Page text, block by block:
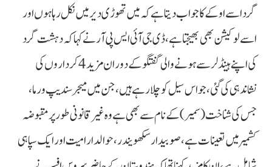
گرد اسے اوکے کا جواب دیتا ہے کہ میں تھوڑی دیر میں نکل رہا ہوں اور
اسے لوکیشن بھی بھیجتا ہے، ڈی جی آئی ایس پی آر نے کہا کہ دہشت گرد
کی اپنے ہینڈلر سے ہونے والی گفتگو کے دوران مزید 4 کرداروں کی
نشاندہی کی گئی، جو اس سیل کو چلارہے ہیں، جن میں میجر سندیپ ورما،
جس کی شناخت (سمیر) کے نام سے بھی ہے وہ غیر قانونی طور پر مقبوضہ
کشمیر میں تعینات ہے، صوبیدار سکھویندر، حوالدار امیت اور ایک سپاہی